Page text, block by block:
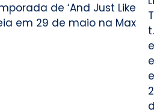
de ‘And Just Like
em 29 de maio na Max